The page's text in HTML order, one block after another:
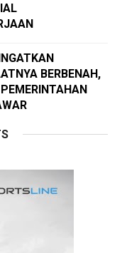
BERBENAH,